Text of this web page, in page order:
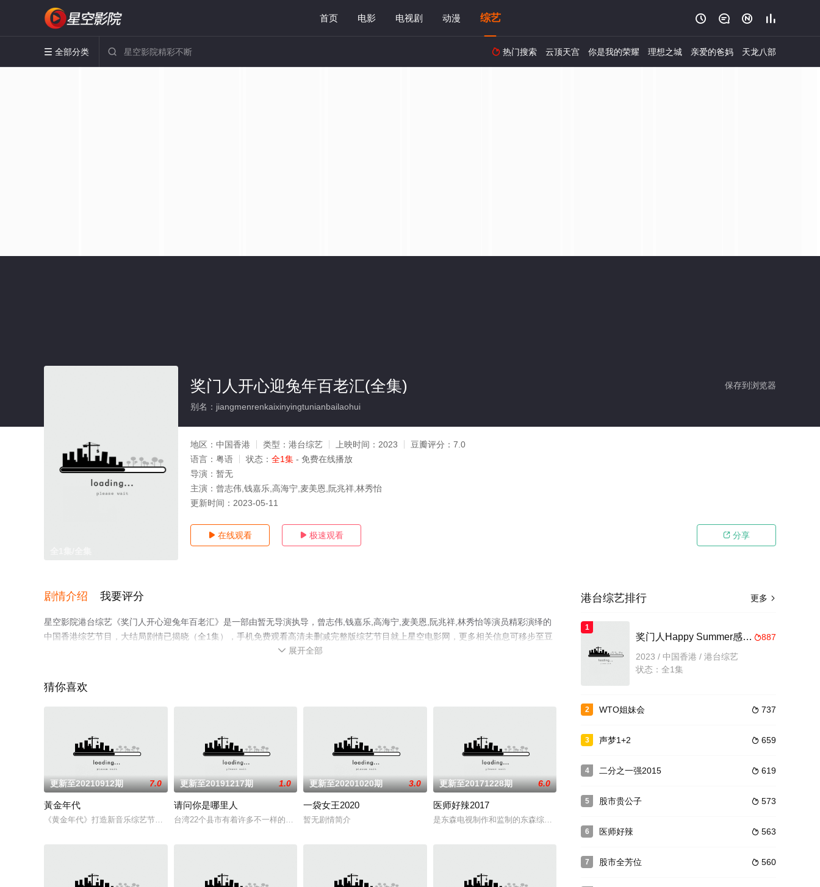
首页 电影 电视剧 动漫 综艺    
 全部分类   热门搜索 云顶天宫 你是我的荣耀 理想之城 亲爱的爸妈 天龙八部
保存到浏览器
奖门人开心迎兔年百老汇(全集)
别名：jiangmenrenkaixinyingtunianbailaohui
地区： 中国香港 类型： 港台综艺 上映时间： 2023 豆瓣评分： 7.0
语言： 粤语 状态： 全1集 - 免费在线播放
导演： 暂无
主演： 曾志伟,钱嘉乐,高海宁,麦美恩,阮兆祥,林秀怡
更新时间： 2023-05-11
 在线观看  极速观看  分享
剧情介绍 我要评分
星空影院港台综艺《奖门人开心迎兔年百老汇》是一部由暂无导演执导，曾志伟,钱嘉乐,高海宁,麦美恩,阮兆祥,林秀怡等演员精彩演绎的
中国香港综艺节目，大结局剧情已揭晓（全1集），手机免费观看高清未删减完整版综艺节目就上星空电影网，更多相关信息可移步至豆
 展开全部
猜你喜欢
更新至20210912期 7.0
黃金年代
《黄金年代》打造新音乐综艺节目，除了唤起年纪较长的观众们的回忆，更要让年轻人了解过去经典歌曲的背景与故事，肩负起音乐传承的责任。
更新至20191217期 1.0
请问你是哪里人
台湾22个县市有着许多不一样的文化与生活习惯，一起透过镜头探讨台湾各地区的习俗，认识台湾的美好。
更新至20201020期 3.0
一袋女王2020
暂无剧情简介
更新至20171228期 6.0
医师好辣2017
是东森电视制作和监制的东森综合台谈话性节目
更多 
港台综艺排行
1
887
奖门人Happy Summer感谢祭
2023 / 中国香港 / 港台综艺
状态：全1集
2  737
WTO姐妹会
3  659
声梦1+2
4  619
二分之一强2015
5  573
股市贵公子
6  563
医师好辣
7  560
股市全芳位